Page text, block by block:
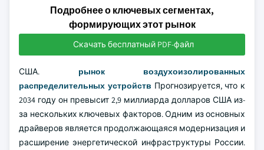
Подробнее о ключевых сегментах,
формирующих этот рынок
Скачать бесплатный PDF-файл
США. рынок воздухоизолированных
распределительных устройств Прогнозируется, что к
2034 году он превысит 2,9 миллиарда долларов США из-
за нескольких ключевых факторов. Одним из основных
драйверов является продолжающаяся модернизация и
расширение энергетической инфраструктуры России.